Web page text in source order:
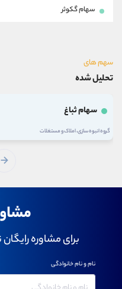
سهام گکوثر
سهم های
تحلیل شده
سهام ثباغ
گروه انبوه سازی، املاک و مستغلات
برای مشاوره
نام و نام خانوادگی